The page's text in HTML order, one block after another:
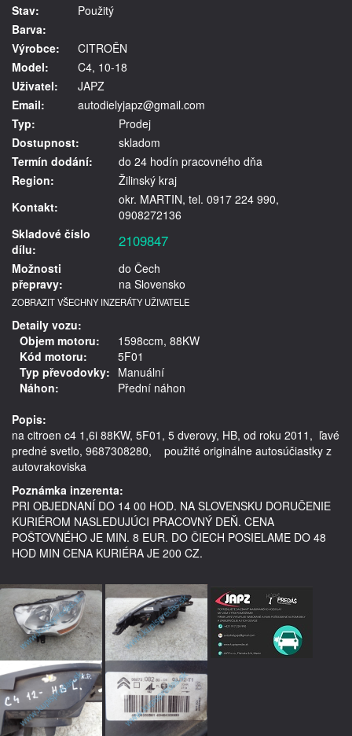
Stav:
Použitý
Barva:
Výrobce:
CITROËN
Model:
C4, 10-18
Uživatel:
JAPZ
Email:
autodielyjapz@gmail.com
Typ:
Prodej
Dostupnost:
skladom
Termín dodání:
do 24 hodín pracovného dňa
Region:
Žilinský kraj
Kontakt:
okr. MARTIN, tel. 0917 224 990,
0908272136
Skladové číslo
dílu:
2109847
Možnosti
přepravy:
do Čech
na Slovensko
ZOBRAZIT VŠECHNY INZERÁTY UŽIVATELE
Detaily vozu:
Objem motoru:
1598ccm, 88KW
Kód motoru:
5F01
Typ převodovky: Manuální
Náhon:
Přední náhon
Popis:
na citroen c4 1,6i 88KW, 5F01, 5 dverovy, HB, od roku 2011,  ľavé
predné svetlo, 9687308280,    použité originálne autosúčiastky z
autovrakoviska
Poznámka inzerenta:
PRI OBJEDNANÍ DO 14 00 HOD. NA SLOVENSKU DORUČENIE
KURIÉROM NASLEDUJÚCI PRACOVNÝ DEŇ. CENA
POŠTOVNÉHO JE MIN. 8 EUR. DO ČIECH POSIELAME DO 48
HOD MIN CENA KURIÉRA JE 200 CZ.